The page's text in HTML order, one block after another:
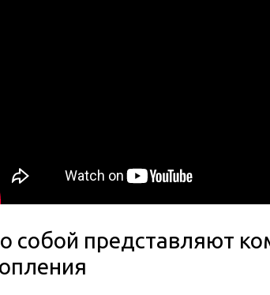
собой представляют